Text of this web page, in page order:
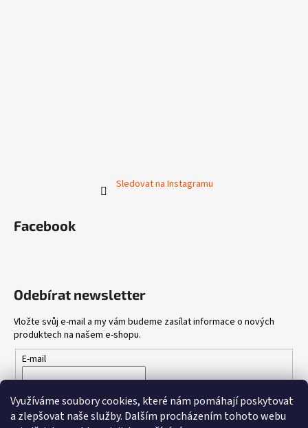
Využíváme soubory cookies, které nám pomáhají poskytovat
a zlepšovat naše služby. Dalším procházením tohoto webu
Sledovat na Instagramu
Facebook
Odebírat newsletter
Vložte svůj e-mail a my vám budeme zasílat informace o nových
produktech na našem e-shopu.
E-mail
údajů